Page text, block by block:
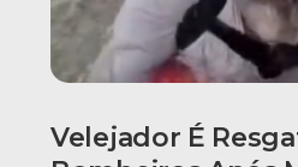
Velejador É